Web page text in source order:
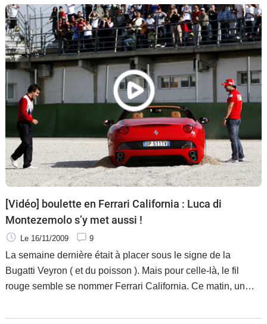
Guide
d'achat
Electriques
Utilitaires
Flottes
Auto
Services
Forum
Moto
Marques
[Vidéo] boulette en Ferrari California : Luca di
Montezemolo s’y met aussi !
Le 16/11/2009 9
La semaine dernière était à placer sous le signe de la
Bugatti Veyron ( et du poisson ). Mais pour celle-là, le fil
rouge semble se nommer Ferrari California. Ce matin, un
contre un